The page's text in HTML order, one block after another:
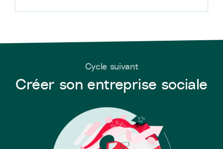
Cycle suivant
Créer son entreprise sociale